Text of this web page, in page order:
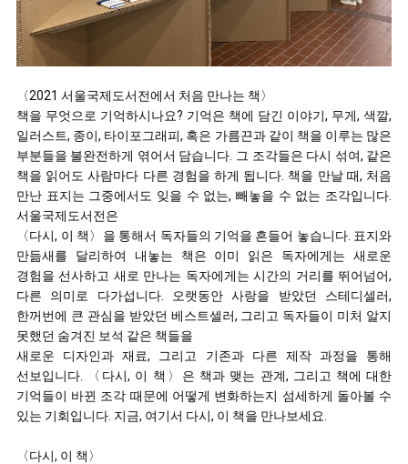
〈2021 서울국제도서전에서 처음 만나는 책〉
책을 무엇으로 기억하시나요? 기억은 책에 담긴 이야기, 무게, 색깔,
일러스트, 종이, 타이포그래피, 혹은 가름끈과 같이 책을 이루는 많은
부분들을 불완전하게 엮어서 담습니다. 그 조각들은 다시 섞여, 같은
책을 읽어도 사람마다 다른 경험을 하게 됩니다. 책을 만날 때, 처음
만난 표지는 그중에서도 잊을 수 없는, 빼놓을 수 없는 조각입니다.
서울국제도서전은
〈다시, 이 책〉을 통해서 독자들의 기억을 흔들어 놓습니다. 표지와
만듦새를 달리하여 내놓는 책은 이미 읽은 독자에게는 새로운
경험을 선사하고 새로 만나는 독자에게는 시간의 거리를 뛰어넘어,
다른 의미로 다가섭니다. 오랫동안 사랑을 받았던 스테디셀러,
한꺼번에 큰 관심을 받았던 베스트셀러, 그리고 독자들이 미처 알지
못했던 숨겨진 보석 같은 책들을
새로운 디자인과 재료, 그리고 기존과 다른 제작 과정을 통해
선보입니다. 〈다시, 이 책〉은 책과 맺는 관계, 그리고 책에 대한
기억들이 바뀐 조각 때문에 어떻게 변화하는지 섬세하게 돌아볼 수
있는 기회입니다. 지금, 여기서 다시, 이 책을 만나보세요.
〈다시, 이 책〉